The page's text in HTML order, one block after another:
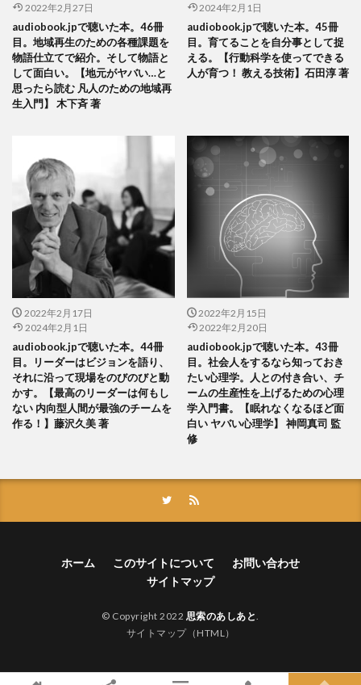
2022年2月27日
audiobook.jpで聴いた本。46冊
目。地域再生のための各種課題を
物語仕立てで紹介。そして物語と
して面白い。【地元がヤバい…と
思ったら読む 凡人のための地域再
生入門】 木下斉 著
2024年2月1日
audiobook.jpで聴いた本。45冊
目。育てることを自分事として捉
える。【行動科学を使ってできる
人が育つ！ 教える技術】石田淳 著
2022年2月17日
2024年2月1日
audiobook.jpで聴いた本。44冊
目。リーダーはビジョンを語り、
それに沿って現場をのびのびと動
かす。【最高のリーダーは何もし
ない 内向型人間が最強のチームを
作る！】藤沢久美 著
2022年2月15日
2022年2月20日
audiobook.jpで聴いた本。43冊
目。社会人をするなら知っておき
たい心理学。人との付き合い、チ
ームの生産性を上げるための心理
学入門書。【眠れなくなるほど面
白い ヤバい心理学】 神岡真司 監
修
ホーム このサイトについて
お問い合わせ
サイトマップ
© Copyright 2022 思索のあしあと.
サイトマップ（HTML）